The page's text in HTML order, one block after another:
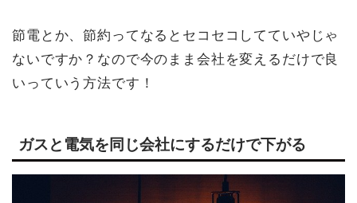
節電とか、節約ってなるとセコセコしてていやじゃ
ないですか？なので今のまま会社を変えるだけで良
いっていう方法です！
ガスと電気を同じ会社にするだけで下がる